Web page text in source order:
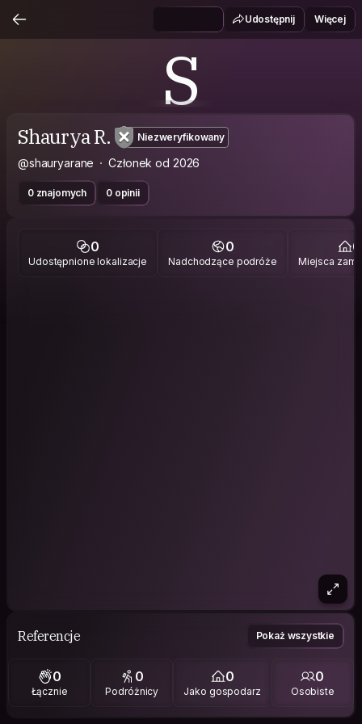
Udostępnij Więcej
S
Shaurya R. Niezweryfikowany
@shauryarane Członek od 2026
0 znajomych 0 opinii
0
Udostępnione lokalizacje
0
Nadchodzące podróże
0
Miejsca
Referencje Pokaż wszystkie
0
Łącznie
0
Podróżnicy
0
Jako gospodarz
0
Osobiste